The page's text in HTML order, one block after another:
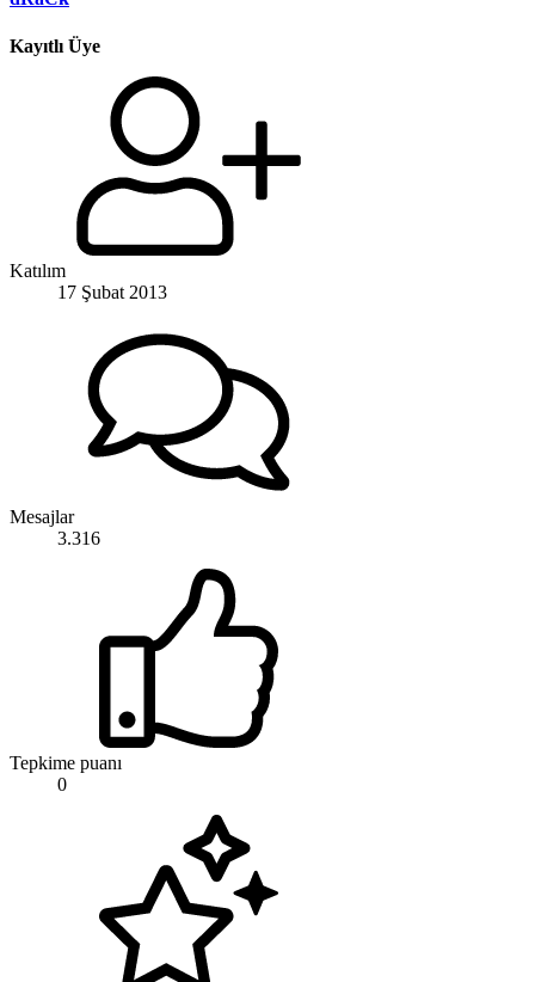
Kayıtlı Üye
Katılım
17 Şubat 2013
Mesajlar
3.316
Tepkime puanı
0